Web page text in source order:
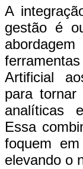
A
gestão é
Artificial
para tornar
analíticas
Essa
foquem
elevando o